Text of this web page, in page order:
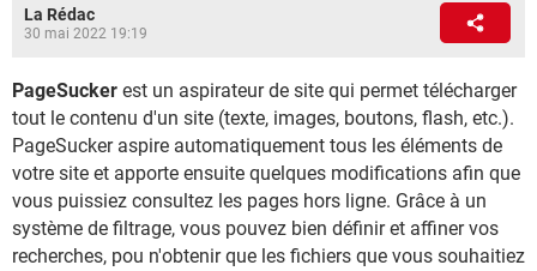
La Rédac
30 mai 2022 19:19
PageSucker est un aspirateur de site qui permet télécharger
tout le contenu d'un site (texte, images, boutons, flash, etc.).
PageSucker aspire automatiquement tous les éléments de
votre site et apporte ensuite quelques modifications afin que
vous puissiez consultez les pages hors ligne. Grâce à un
système de filtrage, vous pouvez bien définir et affiner vos
recherches, pou n'obtenir que les fichiers que vous souhaitiez